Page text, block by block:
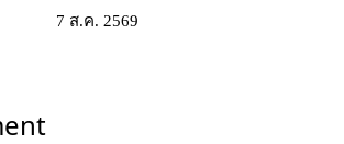
7 ส.ค. 2569